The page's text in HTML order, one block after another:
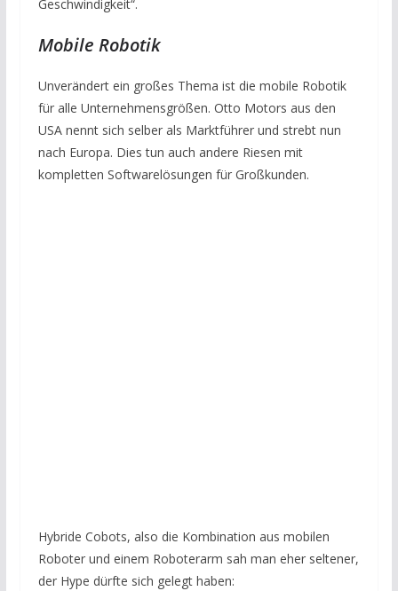
Geschwindigkeit“.
Mobile Robotik
Unverändert ein großes Thema ist die mobile Robotik
für alle Unternehmensgrößen. Otto Motors aus den
USA nennt sich selber als Marktführer und strebt nun
nach Europa. Dies tun auch andere Riesen mit
kompletten Softwarelösungen für Großkunden.
Hybride Cobots, also die Kombination aus mobilen
Roboter und einem Roboterarm sah man eher seltener,
der Hype dürfte sich gelegt haben: